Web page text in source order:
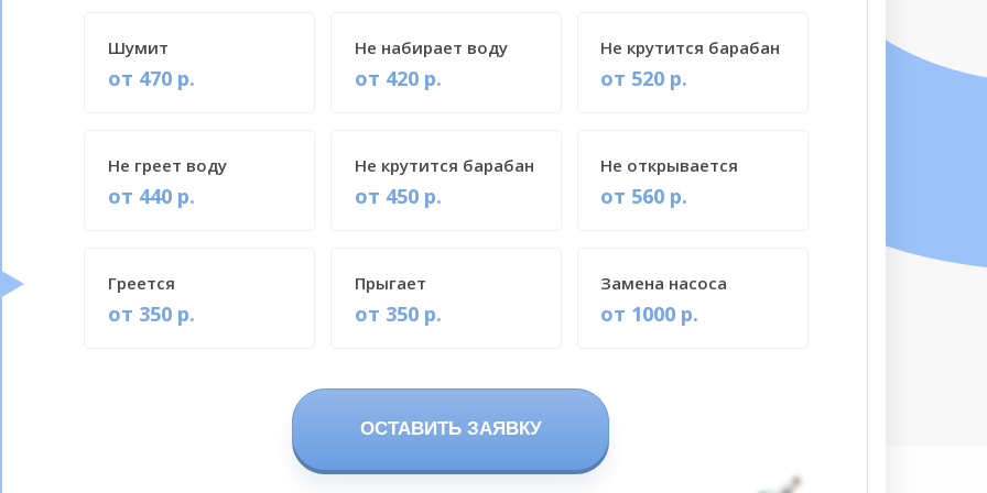
ОСТАВИТЬ ЗАЯВКУ
от 470 р.
Шумит
от 420 р.
Не набирает воду
от 520 р.
Не крутится барабан
от 440 р.
Не греет воду
от 450 р.
Не крутится барабан
от 560 р.
Не открывается
от 350 р.
Греется
от 350 р.
Прыгает
от 1000 р.
Замена насоса